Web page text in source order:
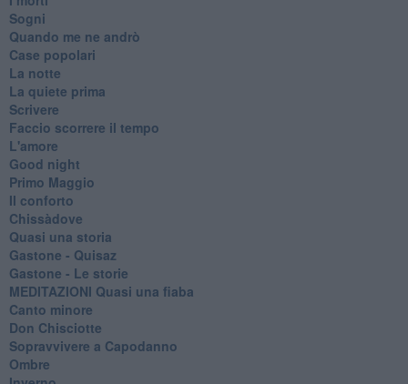
Sogni
Quando me ne andrò
Case popolari
La notte
La quiete prima
Scrivere
Faccio scorrere il tempo
L'amore
Good night
Primo Maggio
Il conforto
Chissàdove
Quasi una storia
Gastone - Quisaz
Gastone - Le storie
MEDITAZIONI Quasi una fiaba
Canto minore
Don Chisciotte
Sopravvivere a Capodanno
Ombre